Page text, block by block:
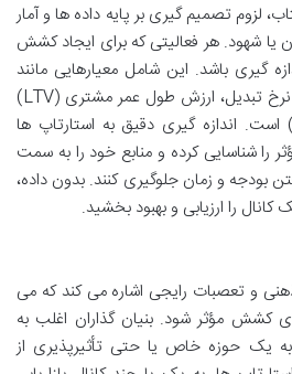
لزوم تصمیم گیری بر پایه داده ها و آمار
شهود. هر فعالیتی که برای ایجاد کشش
گیری باشد. این شامل معیارهایی مانند
هزینه جذب مشتری (CAC)، نرخ تبدیل، ارزش طول عمر مشتری (LTV)
و نرخ ریزش (Churn Rate) است. اندازه گیری دقیق به استارتاپ ها
را شناسایی کرده و منابع خود را به سمت
بودجه و زمان جلوگیری کنند. بدون داده،
را ارزیابی و بهبود بخشید.
و تعصبات رایجی اشاره می کند که می
کشش مؤثر شود. بنیان گذاران اغلب به
یک حوزه خاص یا حتی تأثیرپذیری از